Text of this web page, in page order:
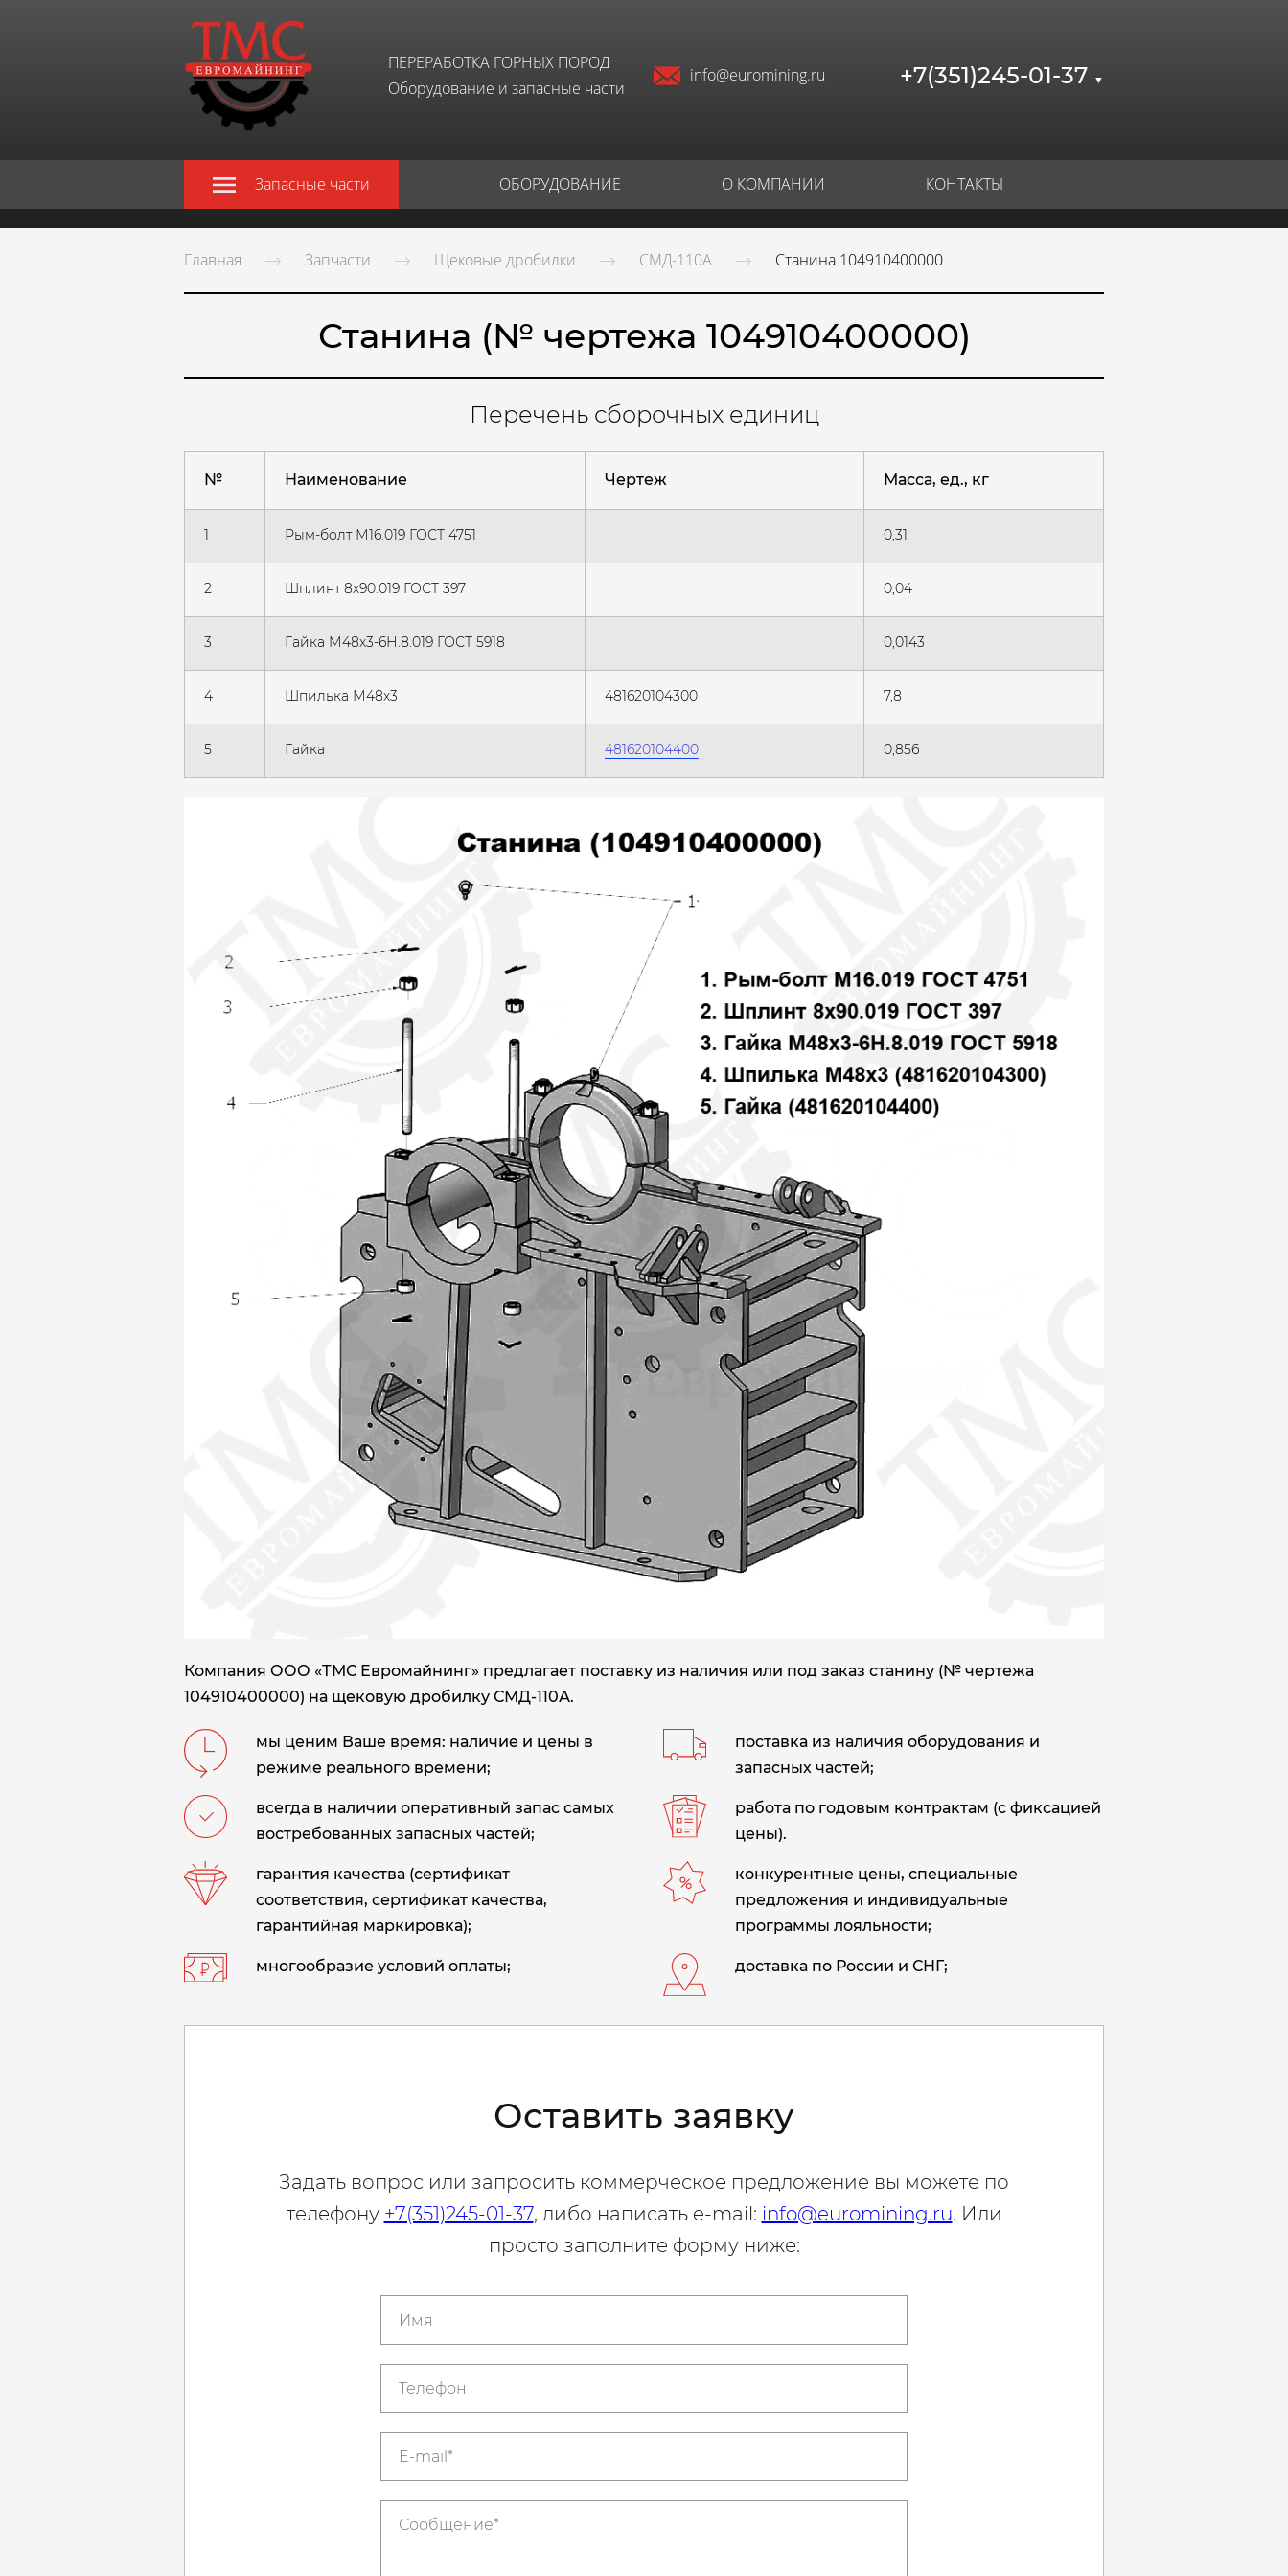
ПЕРЕРАБОТКА ГОРНЫХ ПОРОД
Оборудование и запасные части
info@euromining.ru +7(351)245-01-37 ▼
Запасные части ОБОРУДОВАНИЕ О КОМПАНИИ КОНТАКТЫ
Главная Запчасти Щековые дробилки СМД-110А Станина 104910400000
Станина (№ чертежа 104910400000)
Перечень сборочных единиц
№ Наименование Чертеж Масса, ед., кг
1 Рым-болт М16.019 ГОСТ 4751 0,31
2 Шплинт 8х90.019 ГОСТ 397 0,04
3 Гайка М48х3-6Н.8.019 ГОСТ 5918 0,0143
4 Шпилька М48х3 481620104300 7,8
5 Гайка 481620104400 0,856
Компания ООО «ТМС Евромайнинг» предлагает поставку из наличия или под заказ станину (№ чертежа
104910400000) на щековую дробилку СМД-110А.
мы ценим Ваше время: наличие и цены в
режиме реального времени;
поставка из наличия оборудования и
запасных частей;
всегда в наличии оперативный запас самых
востребованных запасных частей;
работа по годовым контрактам (с фиксацией
цены).
гарантия качества (сертификат
соответствия, сертификат качества,
гарантийная маркировка);
конкурентные цены, специальные
предложения и индивидуальные
программы лояльности;
многообразие условий оплаты; доставка по России и СНГ;
Оставить заявку
Задать вопрос или запросить коммерческое предложение вы можете по
телефону +7(351)245-01-37, либо написать e-mail: info@euromining.ru. Или
просто заполните форму ниже: